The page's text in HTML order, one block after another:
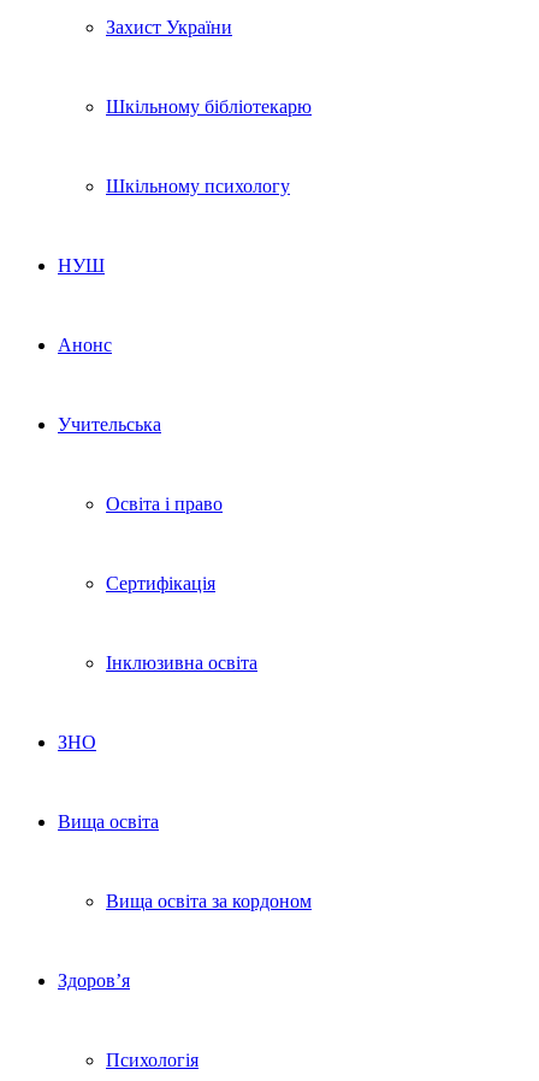
Захист України
Шкільному бібліотекарю
Шкільному психологу
НУШ
Анонс
Учительська
Освіта і право
Сертифікація
Інклюзивна освіта
ЗНО
Вища освіта
Вища освіта за кордоном
Здоров’я
Психологія